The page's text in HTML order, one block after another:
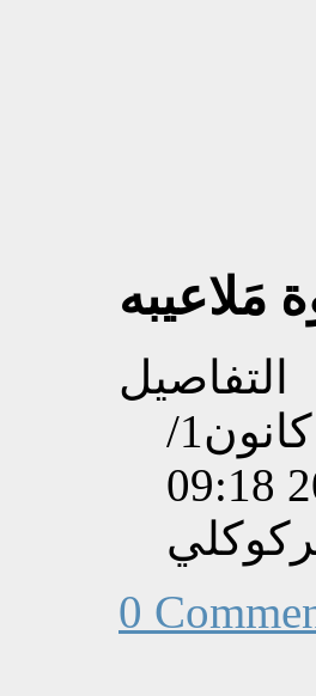
التفاصيل
تم إنشاءه بتاريخ الأربعاء, 19 كانون1/
0